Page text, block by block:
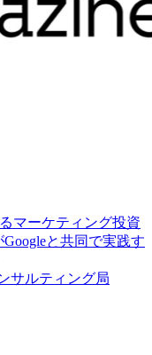
マーケティング投資
と共同で実践す
サルティング局